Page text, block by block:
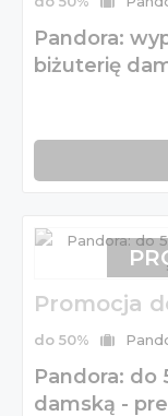
Pandora:
biżuterię
Promocja
do 50%
Pandora: do
damską -